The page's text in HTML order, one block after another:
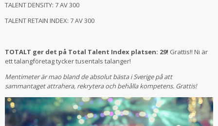
TALENT DENSITY: 7 AV 300
TALENT RETAIN INDEX: 7 AV 300
TOTALT ger det på Total Talent Index platsen: 29! Grattis!! Ni är
ett talangföretag tycker tusentals talanger!
Mentimeter är mao bland de absolut bästa i Sverige på att
sammantaget attrahera, rekrytera och behålla kompetens. Grattis!